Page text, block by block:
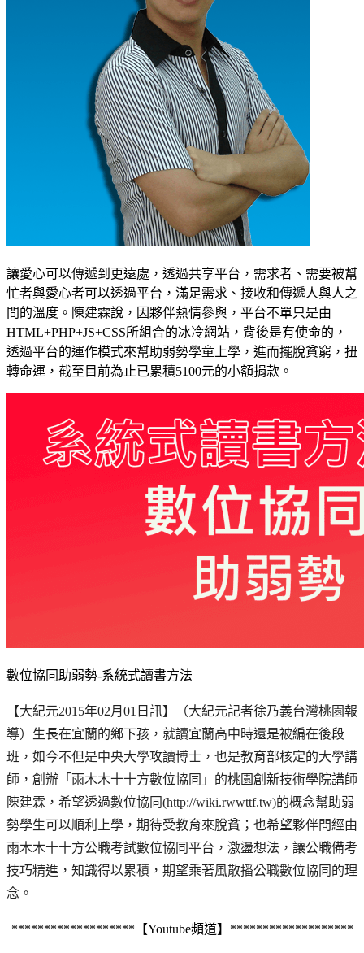
讓愛心可以傳遞到更遠處，透過共享平台，需求者、需要被幫
忙者與愛心者可以透過平台，滿足需求、接收和傳遞人與人之
間的溫度。陳建霖說，因夥伴熱情參與，平台不單只是由
HTML+PHP+JS+CSS所組合的冰冷網站，背後是有使命的，
透過平台的運作模式來幫助弱勢學童上學，進而擺脫貧窮，扭
轉命運，截至目前為止已累積5100元的小額捐款。
數位協同助弱勢-系統式讀書方法
【大紀元2015年02月01日訊】（大紀元記者徐乃義台灣桃園報
導）生長在宜蘭的鄉下孩，就讀宜蘭高中時還是被編在後段
班，如今不但是中央大學攻讀博士，也是教育部核定的大學講
師，創辦「雨木木十十方數位協同」的桃園創新技術學院講師
陳建霖，希望透過數位協同(http://wiki.rwwttf.tw)的概念幫助弱
勢學生可以順利上學，期待受教育來脫貧；也希望夥伴間經由
雨木木十十方公職考試數位協同平台，激盪想法，讓公職備考
技巧精進，知識得以累積，期望乘著風散播公職數位協同的理
念。
*******************【Youtube頻道】*******************